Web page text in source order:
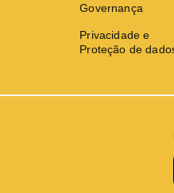
Governança
Privacidade e
Proteção de